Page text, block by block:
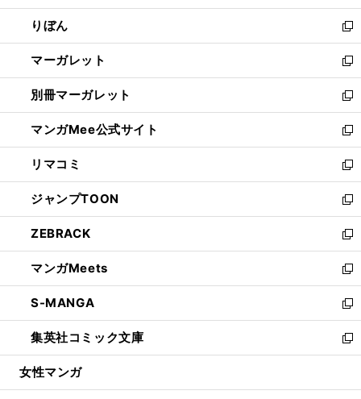
開
く
ウ
で
開
く
ン
ド
ウ
で
開
く
ウ
ィ
ン
ド
ウ
で
開
く
りぼん
新
し
い
ウ
ィ
ン
ド
ウ
で
開
く
マーガレット
新
し
い
ウ
ィ
ン
ド
ウ
で
開
く
別冊マーガレット
新
し
い
ウ
ィ
ン
ド
ウ
で
開
く
マンガMee公式サイト
新
し
い
ウ
ィ
ン
ド
ウ
で
開
く
リマコミ
新
し
い
ウ
ィ
ン
ド
ウ
で
開
く
ジャンプTOON
新
し
い
ウ
ィ
ン
ド
ウ
で
開
ZEBRACK
新
し
い
ウ
ィ
ン
ド
ウ
開
マンガMeets
新
し
い
ウ
ィ
ン
ウ
S-MANGA
新
し
い
ウ
ン
集英社コミック文庫
新
し
ウ
女性マンガ